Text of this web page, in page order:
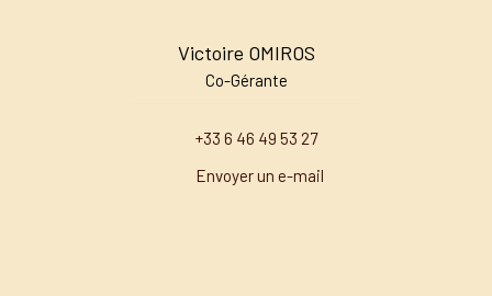
Victoire OMIROS
Co-Gérante
+33 6 46 49 53 27
Envoyer un e-mail